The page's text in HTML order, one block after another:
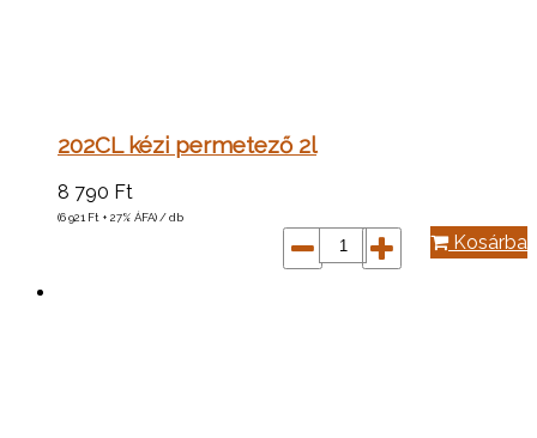
202CL kézi permetező 2l
8 790 Ft
(6 921 Ft + 27% ÁFA) / db
Kosárba